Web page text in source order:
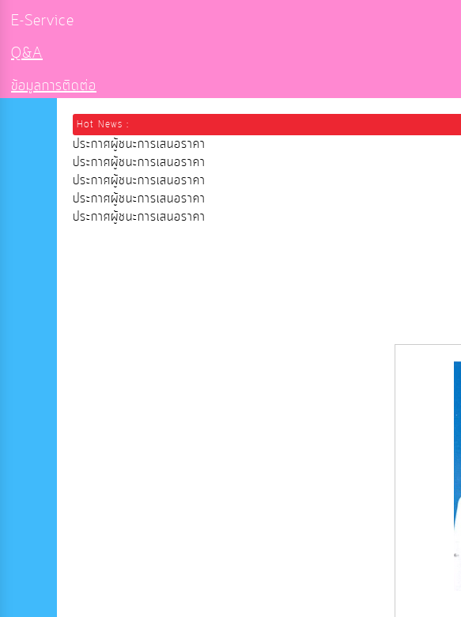
E-Service
Q&A
ข้อมูลการติดต่อ
Hot News :
ประกาศผู้ชนะการเสนอราคา
ประกาศผู้ชนะการเสนอราคา
ประกาศผู้ชนะการเสนอราคา
ประกาศผู้ชนะการเสนอราคา
ประกาศผู้ชนะการเสนอราคา